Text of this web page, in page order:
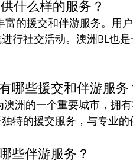
什么样的服务？
富的援交和伴游服务。用
行社交活动。澳洲BL也
哪些援交和伴游服务
澳洲的一个重要城市，拥
特的援交服务，与专业
些伴游服务？